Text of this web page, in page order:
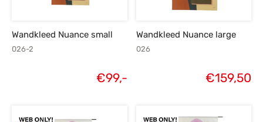
Wandkleed Nuance small
026-2
€99,-
Wandkleed Nuance large
026
€159,50